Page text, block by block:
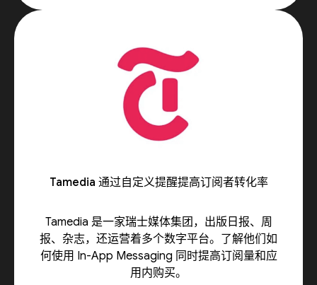
Tamedia 通过自定义提醒提高订阅者转化率
Tamedia 是一家瑞士媒体集团，出版日报、周
报、杂志，还运营着多个数字平台。了解他们如
何使用 In-App Messaging 同时提高订阅量和应
用内购买。